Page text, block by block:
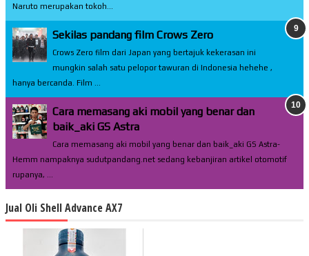
Naruto merupakan tokoh...
Sekilas pandang film Crows Zero
Crows Zero film dari Japan yang bertajuk kekerasan ini
mungkin salah satu pelopor tawuran di Indonesia hehehe ,
hanya bercanda. Film ...
Cara memasang aki mobil yang benar dan
baik_aki GS Astra
Cara memasang aki mobil yang benar dan baik_aki GS Astra-
Hemm nampaknya sudutpandang.net sedang kebanjiran artikel otomotif
rupanya, ...
Jual Oli Shell Advance AX7